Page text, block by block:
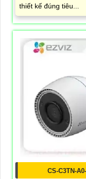
thiết kế đúng tiêu...
CS-C3TN-